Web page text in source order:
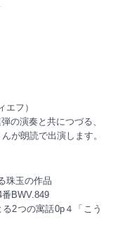
フ）
の演奏と共につづる、
が朗読で出演します。
珠玉の作品
BWV.849
2つの寓話0p４
「こう